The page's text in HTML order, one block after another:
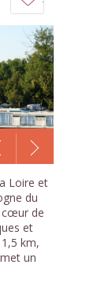
à
mon
carnet
1 /1
Loire et
du
cœur de
et
km,
un